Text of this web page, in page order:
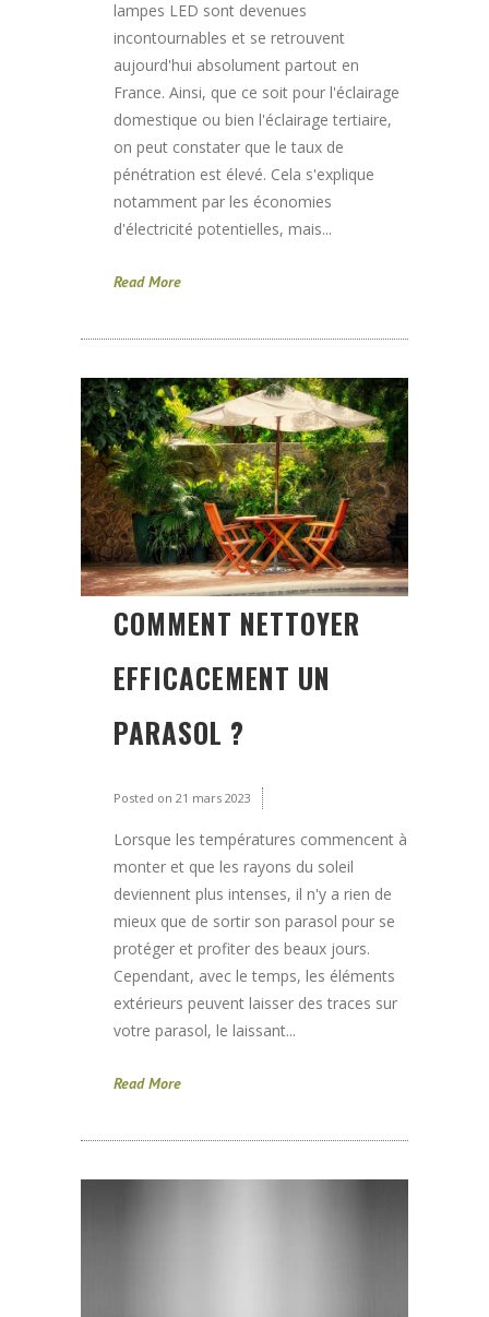
lampes LED sont devenues
incontournables et se retrouvent
aujourd'hui absolument partout en
France. Ainsi, que ce soit pour l'éclairage
domestique ou bien l'éclairage tertiaire,
on peut constater que le taux de
pénétration est élevé. Cela s'explique
notamment par les économies
d'électricité potentielles, mais...
Read More
COMMENT NETTOYER
EFFICACEMENT UN
PARASOL ?
Posted on 21 mars 2023
Lorsque les températures commencent à
monter et que les rayons du soleil
deviennent plus intenses, il n'y a rien de
mieux que de sortir son parasol pour se
protéger et profiter des beaux jours.
Cependant, avec le temps, les éléments
extérieurs peuvent laisser des traces sur
votre parasol, le laissant...
Read More